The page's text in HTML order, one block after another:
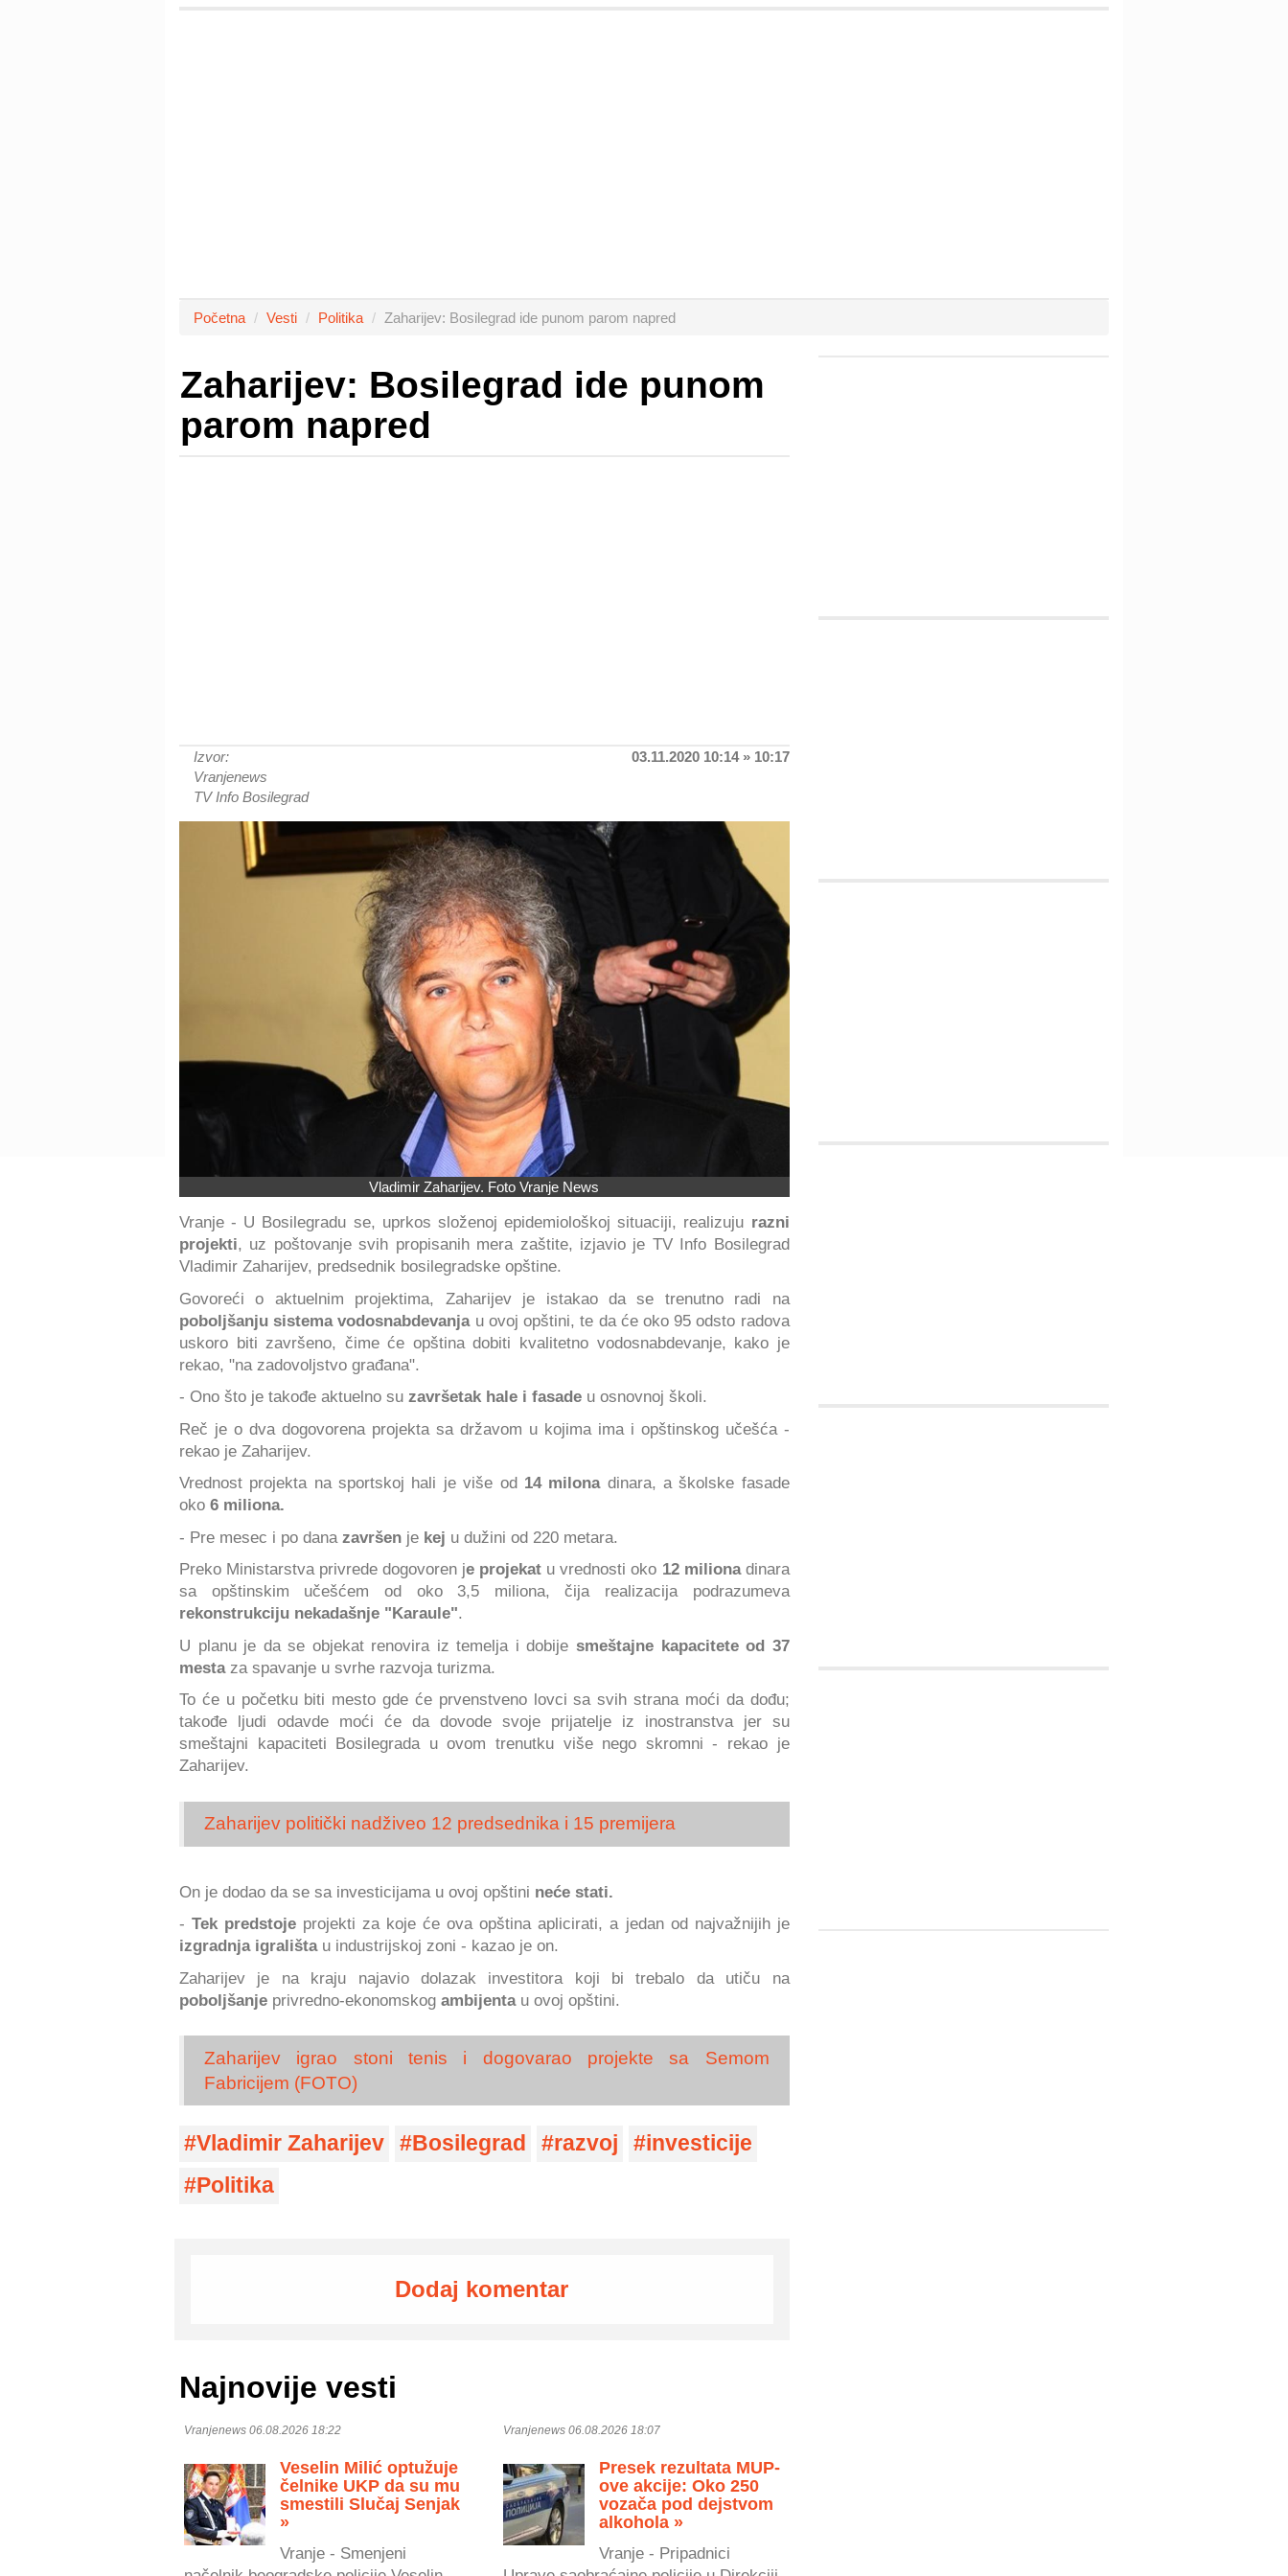
Početna Vesti Politika Zaharijev: Bosilegrad ide punom parom napred
Zaharijev: Bosilegrad ide punom
parom napred
Izvor:
Vranjenews
TV Info Bosilegrad
03.11.2020 10:14 » 10:17
Vladimir Zaharijev. Foto Vranje News
Vranje - U Bosilegradu se, uprkos složenoj epidemiološkoj situaciji, realizuju razni
projekti, uz poštovanje svih propisanih mera zaštite, izjavio je TV Info Bosilegrad
Vladimir Zaharijev, predsednik bosilegradske opštine.
Govoreći o aktuelnim projektima, Zaharijev je istakao da se trenutno radi na
poboljšanju sistema vodosnabdevanjau ovoj opštini, te da će oko 95 odsto radova
uskoro biti završeno, čime će opština dobiti kvalitetno vodosnabdevanje, kako je
rekao, "na zadovoljstvo građana".
- Ono što je takođe aktuelno su završetak hale i fasade u osnovnoj školi.
Reč je o dva dogovorena projekta sa državom u kojima ima i opštinskog učešća -
rekao je Zaharijev.
Vrednost projekta na sportskoj hali je više od 14 milonadinara, a školske fasade
oko 6 miliona.
- Pre mesec i po dana završen je kej u dužini od 220 metara.
Preko Ministarstva privrede dogovoren je projekat u vrednosti oko 12 milionadinara
sa opštinskim učešćem od oko 3,5 miliona, čija realizacija podrazumeva
rekonstrukciju nekadašnje "Karaule".
U planu je da se objekat renovira iz temelja i dobijesmeštajne kapacitete od 37
mestaza spavanje u svrhe razvoja turizma.
To će u početku biti mesto gde će prvenstveno lovci sa svih strana moći da dođu;
takođe ljudi odavde moći će da dovode svoje prijatelje iz inostranstva jer su
smeštajni kapaciteti Bosilegrada u ovom trenutku više nego skromni - rekao je
Zaharijev.
Zaharijev politički nadživeo 12 predsednika i 15 premijera
On je dodao da se sa investicijama u ovoj opštini neće stati.
-Tek predstoje projekti za koje će ova opština aplicirati, a jedan od najvažnijih je
izgradnja igralištau industrijskoj zoni - kazao je on.
Zaharijev je na kraju najavio dolazak investitora koji bi trebalo da utiču na
poboljšanje privredno-ekonomskog ambijentau ovoj opštini.
Zaharijev igrao stoni tenis i dogovarao projekte sa Semom
Fabricijem (FOTO)
Vladimir Zaharijev Bosilegrad razvoj
investicije
Politika
Dodaj komentar
Najnovije vesti
Vranjenews 06.08.2026 18:22
Veselin Milić optužuje
čelnike UKP da su mu
smestili Slučaj Senjak
»
Vranje - Smenjeni
Vranjenews 06.08.2026 18:07
Presek rezultata MUP-
ove akcije: Oko 250
vozača pod dejstvom
alkohola »
Vranje - Pripadnici